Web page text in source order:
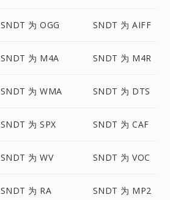
SNDT 为 OGG SNDT 为 AIFF
SNDT 为 M4A SNDT 为 M4R
SNDT 为 WMA SNDT 为 DTS
SNDT 为 SPX SNDT 为 CAF
SNDT 为 WV SNDT 为 VOC
SNDT 为 RA SNDT 为 MP2